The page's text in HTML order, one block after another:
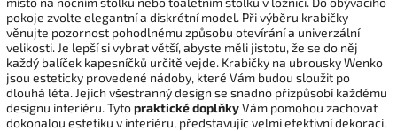
pokoje zvolte elegantní a diskrétní model. Při výběru krabičky
věnujte pozornost pohodlnému způsobu otevírání a univerzální
velikosti. Je lepší si vybrat větší, abyste měli jistotu, že se do něj
každý balíček kapesníčků určitě vejde. Krabičky na ubrousky Wenko
jsou esteticky provedené nádoby, které Vám budou sloužit po
dlouhá léta. Jejich všestranný design se snadno přizpůsobí každému
designu interiéru. Tytopraktické doplňkyVám pomohou zachovat
dokonalou estetiku v interiéru, představujíc velmi efektivní dekoraci.